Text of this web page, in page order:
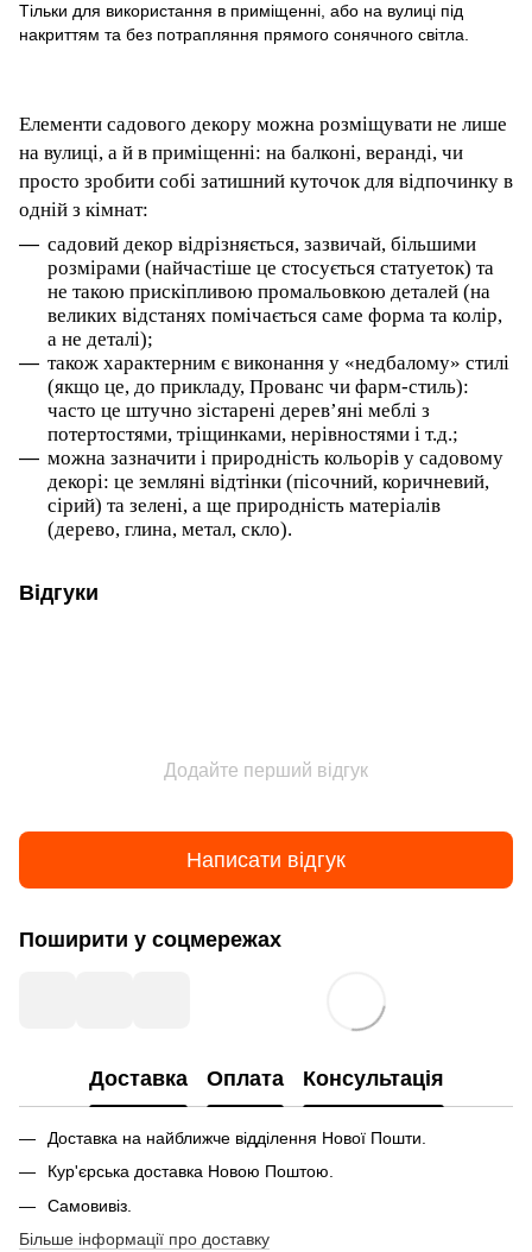
Тільки для використання в приміщенні, або на вулиці під
накриттям та без потрапляння прямого сонячного світла.
Елементи садового декору можна розміщувати не лише
на вулиці, а й в приміщенні: на балконі, веранді, чи
просто зробити собі затишний куточок для відпочинку в
одній з кімнат:
садовий декор відрізняється, зазвичай, більшими
розмірами (найчастіше це стосується статуеток) та
не такою прискіпливою промальовкою деталей (на
великих відстанях помічається саме форма та колір,
а не деталі);
також характерним є виконання у «недбалому» стилі
(якщо це, до прикладу, Прованс чи фарм-стиль):
часто це штучно зістарені дерев’яні меблі з
потертостями, тріщинками, нерівностями і т.д.;
можна зазначити і природність кольорів у садовому
декорі: це земляні відтінки (пісочний, коричневий,
сірий) та зелені, а ще природність матеріалів
(дерево, глина, метал, скло).
Відгуки
Додайте перший відгук
Написати відгук
Поширити у соцмережах
Доставка Оплата Консультація
Доставка на найближче відділення Нової Пошти.
Кур'єрська доставка Новою Поштою.
Самовивіз.
Більше інформації про доставку